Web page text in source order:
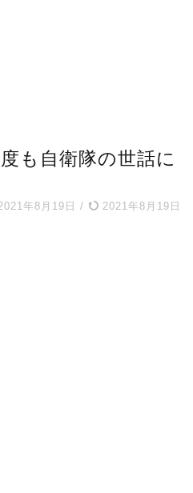
も自衛隊の世話に
年8月19日 / 2021年8月19日